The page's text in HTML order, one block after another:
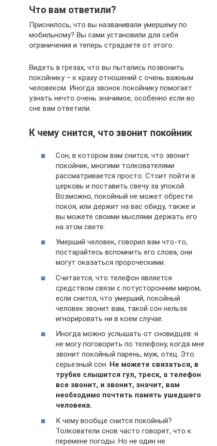
Что вам ответили?
Приснилось, что вы названивали умершему по
мобильному? Вы сами установили для себя
ограничения и теперь страдаете от этого.
Видеть в грезах, что вы пытались позвонить
покойнику – к краху отношений с очень важным
человеком. Иногда звонок покойнику помогает
узнать нечто очень значимое, особенно если во
сне вам ответили.
К чему снится, что звонит покойник
Сон, в котором вам снится, что звонит
покойник, многими толкователями
рассматривается просто. Стоит пойти в
церковь и поставить свечу за упокой.
Возможно, покойный не может обрести
покоя, или держит на вас обиду, также и
вы можете своими мыслями держать его
на этом свете.
Умерший человек, говорил вам что-то,
постарайтесь вспомнить его слова, они
могут оказаться пророческими.
Считается, что телефон является
средством связи с потусторонним миром,
если снится, что умерший, покойный
человек звонит вам, такой сон нельзя
игнорировать ни в коем случае.
Иногда можно услышать от сновидцев: я
не могу поговорить по телефону, когда мне
звонит покойный парень, муж, отец. Это
серьезный сон. Не можете связаться, в
трубке слышится гул, треск, а телефон
все звонит, и звонит, значит, вам
необходимо почтить память ушедшего
человека.
К чему вообще снится покойный?
Толкователи снов часто говорят, что к
перемене погоды. Но не один не